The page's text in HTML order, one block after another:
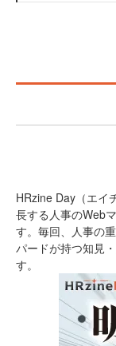
HRzine Day（エイ
長する人事のWeb
す。毎回、人事の
パードが持つ知見
す。